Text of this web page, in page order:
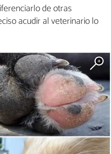
de otras
acudir al veterinario lo